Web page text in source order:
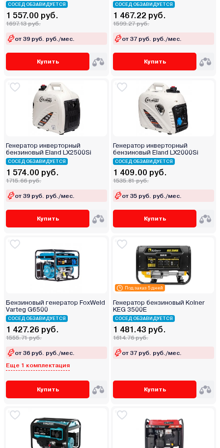
СОСЕД ОБЗАВИДУЕТСЯ
1 557.00 руб.
1697.13 руб.
от 39 руб. руб./мес.
Купить
СОСЕД ОБЗАВИДУЕТСЯ
1 467.22 руб.
1599.27 руб.
от 37 руб. руб./мес.
Купить
Генератор инверторный
бензиновый Eland LX2500Si
СОСЕД ОБЗАВИДУЕТСЯ
1 574.00 руб.
1715.66 руб.
от 39 руб. руб./мес.
Купить
Генератор инверторный
бензиновый Eland LX2000Si
СОСЕД ОБЗАВИДУЕТСЯ
1 409.00 руб.
1535.81 руб.
от 35 руб. руб./мес.
Купить
Бензиновый генератор FoxWeld
Varteg G6500
СОСЕД ОБЗАВИДУЕТСЯ
1 427.26 руб.
1555.71 руб.
от 36 руб. руб./мес.
Еще 1 комплектация
Купить
Под заказ 5 дней
Генератор бензиновый Kolner
KEG 3500E
СОСЕД ОБЗАВИДУЕТСЯ
1 481.43 руб.
1614.76 руб.
от 37 руб. руб./мес.
Купить